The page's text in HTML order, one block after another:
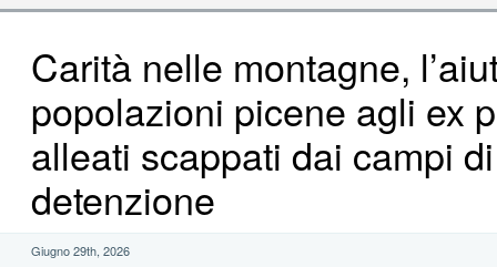
Carità nelle montagne,
popolazioni picene agli ex
alleati scappati dai campi di
detenzione
Giugno 29th, 2026